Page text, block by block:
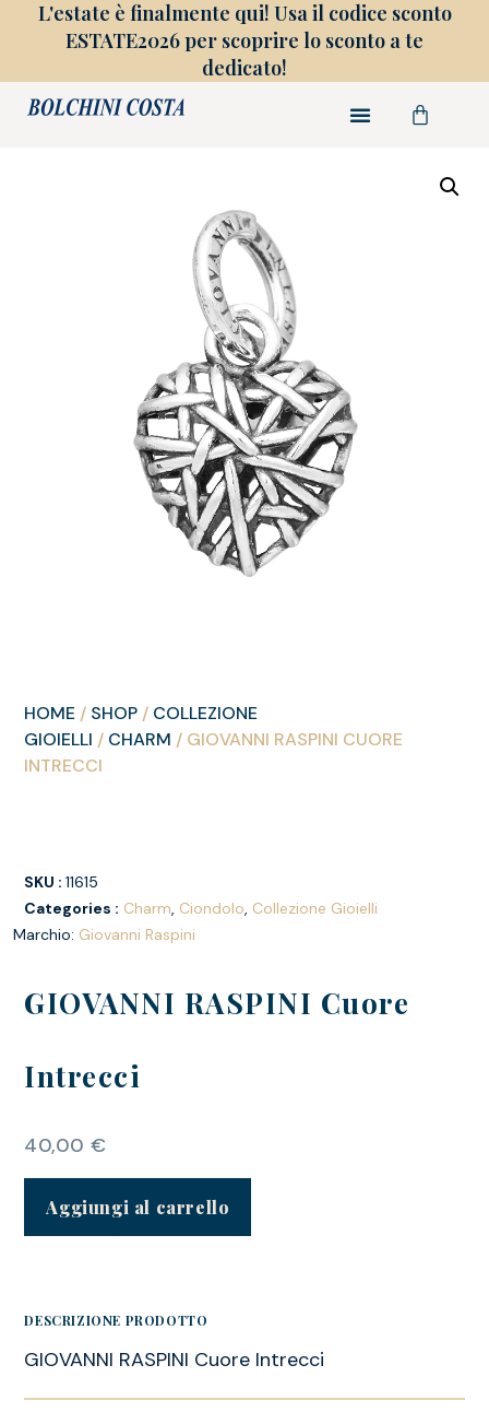
L'estate è finalmente qui! Usa il codice sconto
ESTATE2026 per scoprire lo sconto a te
dedicato!
HOME / SHOP / COLLEZIONE
GIOIELLI / CHARM / GIOVANNI RASPINI CUORE
INTRECCI
SKU :11615
Categories : Charm, Ciondolo, Collezione Gioielli
Marchio: Giovanni Raspini
GIOVANNI RASPINI Cuore
Intrecci
40,00 €
Aggiungi al carrello
DESCRIZIONE PRODOTTO
GIOVANNI RASPINI Cuore Intrecci